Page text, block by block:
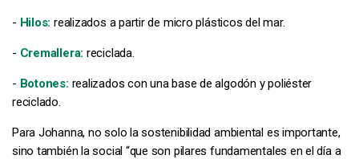
- Hilos: realizados a partir de micro plásticos del mar.
- Cremallera: reciclada.
- Botones: realizados con una base de algodón y poliéster
reciclado.
Para Johanna, no solo la sostenibilidad ambiental es importante,
sino también la social “que son pilares fundamentales en el día a